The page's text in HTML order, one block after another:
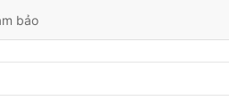
bảo